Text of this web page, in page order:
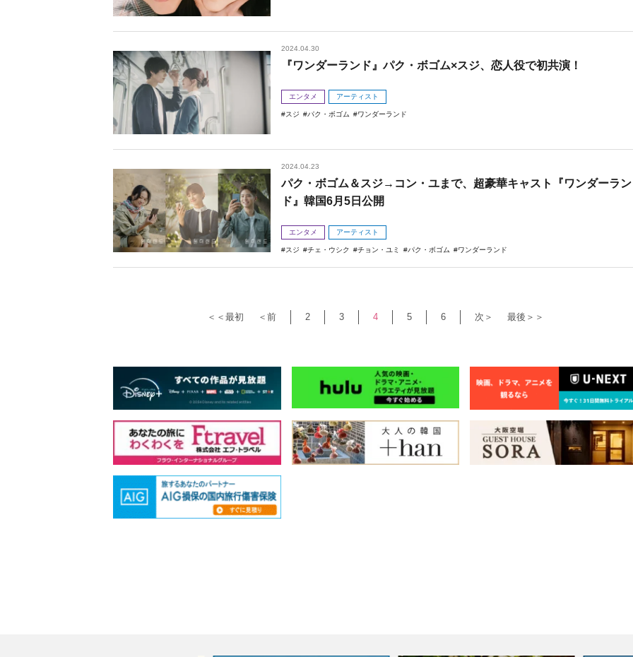
2024.04.30
『ワンダーランド』パク・ボゴム×スジ、恋人役で初共演！
エンタメ アーティスト
スジ パク・ボゴム ワンダーランド
2024.04.23
パク・ボゴム＆スジ→コン・ユまで、超豪華キャスト『ワンダーラン
ド』韓国6月5日公開
エンタメ アーティスト
スジ チェ・ウシク チョン・ユミ パク・ボゴム ワンダーランド
＜＜最初 ＜前 2 3 4 5 6 次＞ 最後＞＞